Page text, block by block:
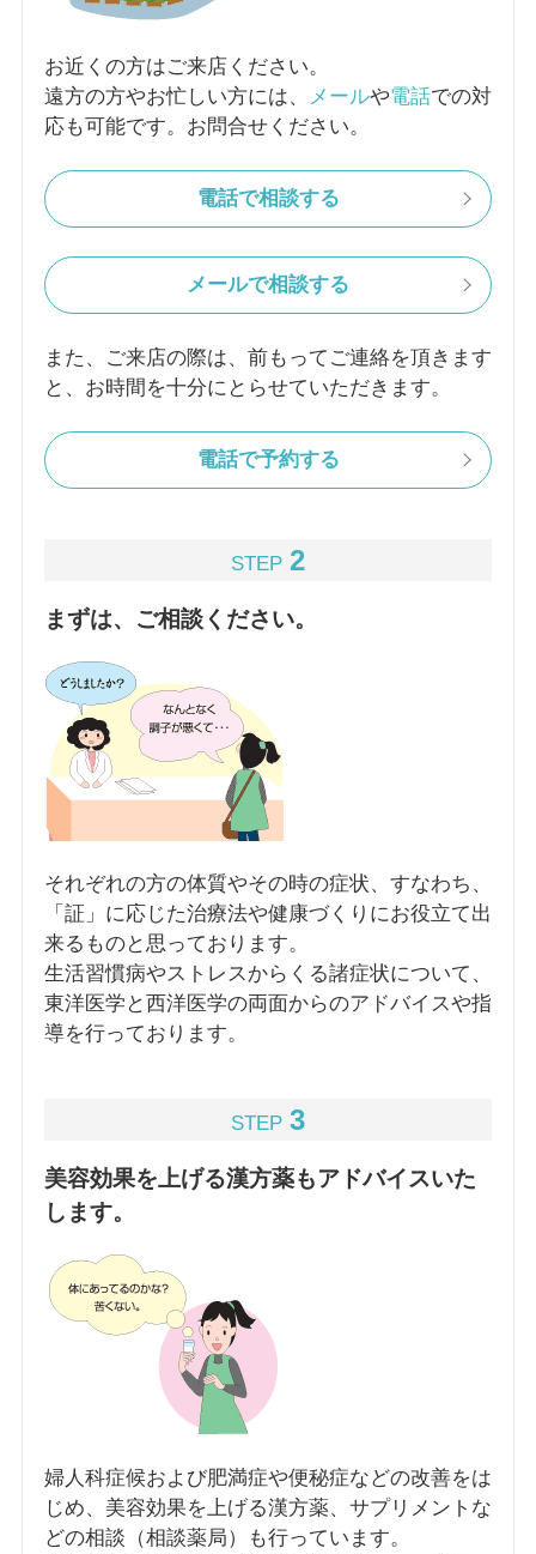
お近くの方はご来店ください。
遠方の方やお忙しい方には、
メールや電話での対
応も可能です。お問合せください。
電話で相談する
メールで相談する
また、ご来店の際は、前もってご連絡を頂きます
と、お時間を十分にとらせていただきます。
電話で予約する
STEP 2
まずは、ご相談ください。
それぞれの方の体質やその時の症状、すなわち、
「証」に応じた治療法や健康づくりにお役立て出
来るものと思っております。
生活習慣病やストレスからくる諸症状について、
東洋医学と西洋医学の両面からのアドバイスや指
導を行っております。
STEP 3
美容効果を上げる漢方薬もアドバイスいた
します。
婦人科症候および肥満症や便秘症などの改善をは
じめ、美容効果を上げる漢方薬、サプリメントな
どの相談（相談薬局）も行っています。